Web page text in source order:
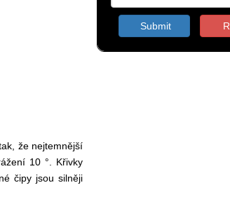
že nejtemnější
10 °. Křivky
čipy jsou silněji
Submit